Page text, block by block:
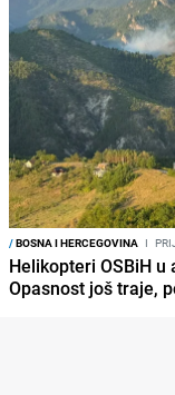
/BOSNA I HERCEGOVINA I
Helikopteri OSBiH
Opasnost još traje,